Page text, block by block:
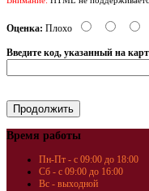
Оценка: Плохо
Введите код, указанный на
Время работы
Пн-Пт - с 09:00 до 18:00
Сб - с 09:00 до 16:00
Вс - выходной